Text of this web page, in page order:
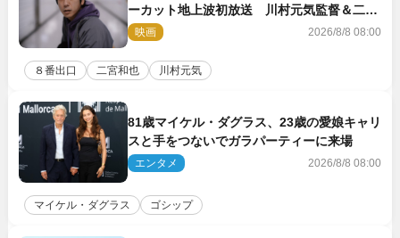
ーカット地上波初放送 川村元気監督＆二宮
コメント到着
映画 2026/8/8 08:00
８番出口 二宮和也 川村元気
81歳マイケル・ダグラス、23歳の愛娘キャリ
スと手をつないでガラパーティーに来場
エンタメ 2026/8/8 08:00
マイケル・ダグラス ゴシップ